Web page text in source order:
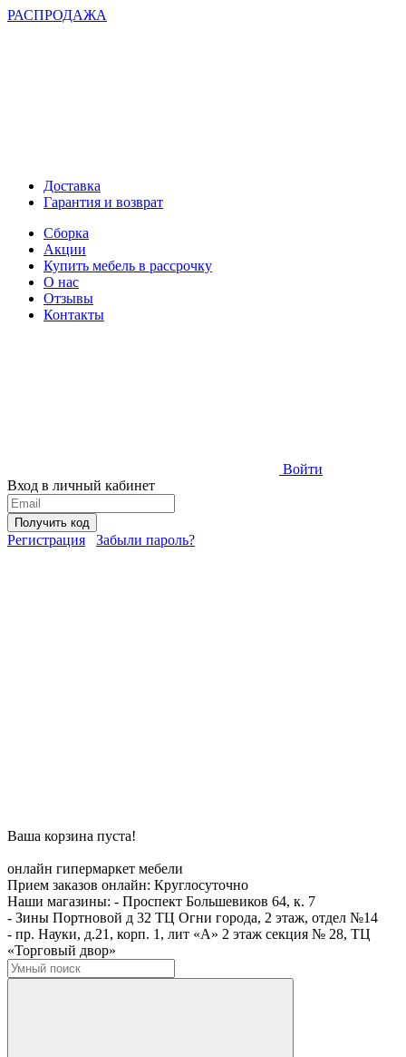
РАСПРОДАЖА
Доставка
Гарантия и возврат
Сборка
Акции
Купить мебель в рассрочку
О нас
Отзывы
Контакты
Войти
Вход в личный кабинет
Получить код
Регистрация Забыли пароль?
Ваша корзина пуста!
онлайн гипермаркет мебели
Прием заказов онлайн: Круглосуточно
Наши магазины: - Проспект Большевиков 64, к. 7
- Зины Портновой д 32 ТЦ Огни города, 2 этаж, отдел №14
- пр. Науки, д.21, корп. 1, лит «А» 2 этаж секция № 28, ТЦ
«Торговый двор»